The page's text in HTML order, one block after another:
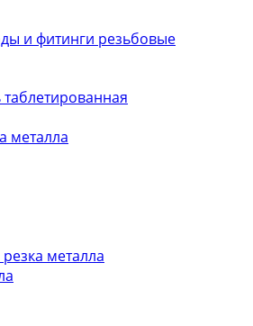
и фитинги резьбовые
таблетированная
металла
металла